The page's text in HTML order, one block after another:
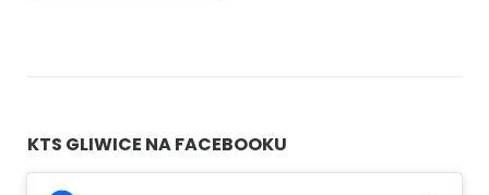
KTS GLIWICE NA FACEBOOKU